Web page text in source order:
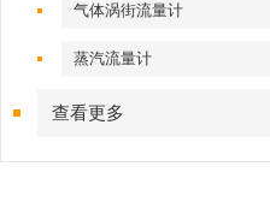
气体涡街流量计
蒸汽流量计
查看更多